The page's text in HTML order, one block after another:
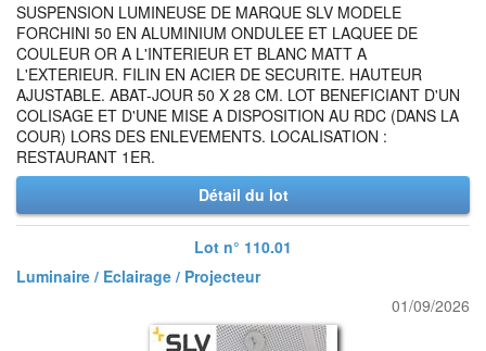
SUSPENSION LUMINEUSE DE MARQUE SLV MODELE
FORCHINI 50 EN ALUMINIUM ONDULEE ET LAQUEE DE
COULEUR OR A L'INTERIEUR ET BLANC MATT A
L'EXTERIEUR. FILIN EN ACIER DE SECURITE. HAUTEUR
AJUSTABLE. ABAT-JOUR 50 X 28 CM. LOT BENEFICIANT D'UN
COLISAGE ET D'UNE MISE A DISPOSITION AU RDC (DANS LA
COUR) LORS DES ENLEVEMENTS. LOCALISATION :
RESTAURANT 1ER.
Détail du lot
Lot n° 110.01
Luminaire / Eclairage / Projecteur
01/09/2026